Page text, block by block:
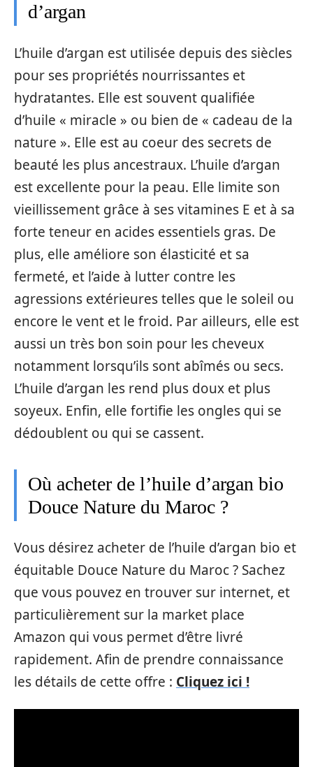
d’argan
L’huile d’argan est utilisée depuis des siècles
pour ses propriétés nourrissantes et
hydratantes. Elle est souvent qualifiée
d’huile « miracle » ou bien de « cadeau de la
nature ». Elle est au coeur des secrets de
beauté les plus ancestraux. L’huile d’argan
est excellente pour la peau. Elle limite son
vieillissement grâce à ses vitamines E et à sa
forte teneur en acides essentiels gras. De
plus, elle améliore son élasticité et sa
fermeté, et l’aide à lutter contre les
agressions extérieures telles que le soleil ou
encore le vent et le froid. Par ailleurs, elle est
aussi un très bon soin pour les cheveux
notamment lorsqu’ils sont abîmés ou secs.
L’huile d’argan les rend plus doux et plus
soyeux. Enfin, elle fortifie les ongles qui se
dédoublent ou qui se cassent.
Où acheter de l’huile d’argan bio
Douce Nature du Maroc ?
Vous désirez acheter de l’huile d’argan bio et
équitable Douce Nature du Maroc ? Sachez
que vous pouvez en trouver sur internet, et
particulièrement sur la market place
Amazon qui vous permet d’être livré
rapidement. Afin de prendre connaissance
les détails de cette offre : Cliquez ici !